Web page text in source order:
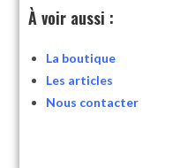
À voir aussi :
La boutique
Les articles
Nous contacter